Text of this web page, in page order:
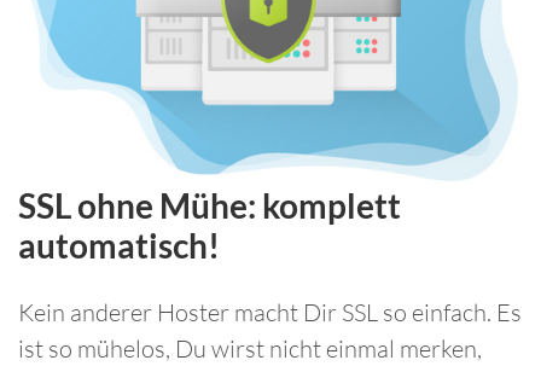
SSL ohne Mühe: komplett
automatisch!
Kein anderer Hoster macht Dir SSL so einfach. Es
ist so mühelos, Du wirst nicht einmal merken,